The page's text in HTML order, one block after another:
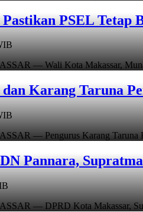
PSEL Tetap
— Wali Kota Makassar,
Karang Taruna
— Pengurus Karang Taruna
Pannara,
— DPRD Kota Makassar,